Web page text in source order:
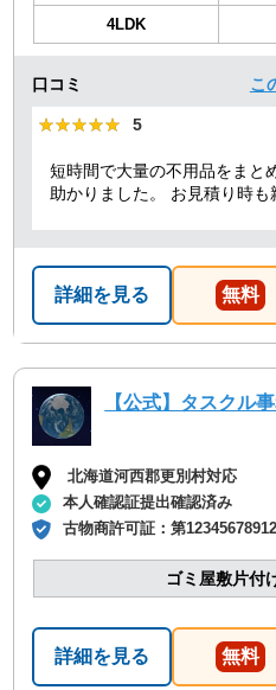
4LDK
口コミ こ
★★★★★
★★★★★ 5
短時間で大量の不用品をまと
助かりました。 お見積り時も
業を担当してくれた方たち
詳細を見る 無料
【公式】タスクル
北海道河西郡更別村対応
本人確認証提出確認済み
古物商許可証：第
ゴミ屋敷片付
詳細を見る 無料